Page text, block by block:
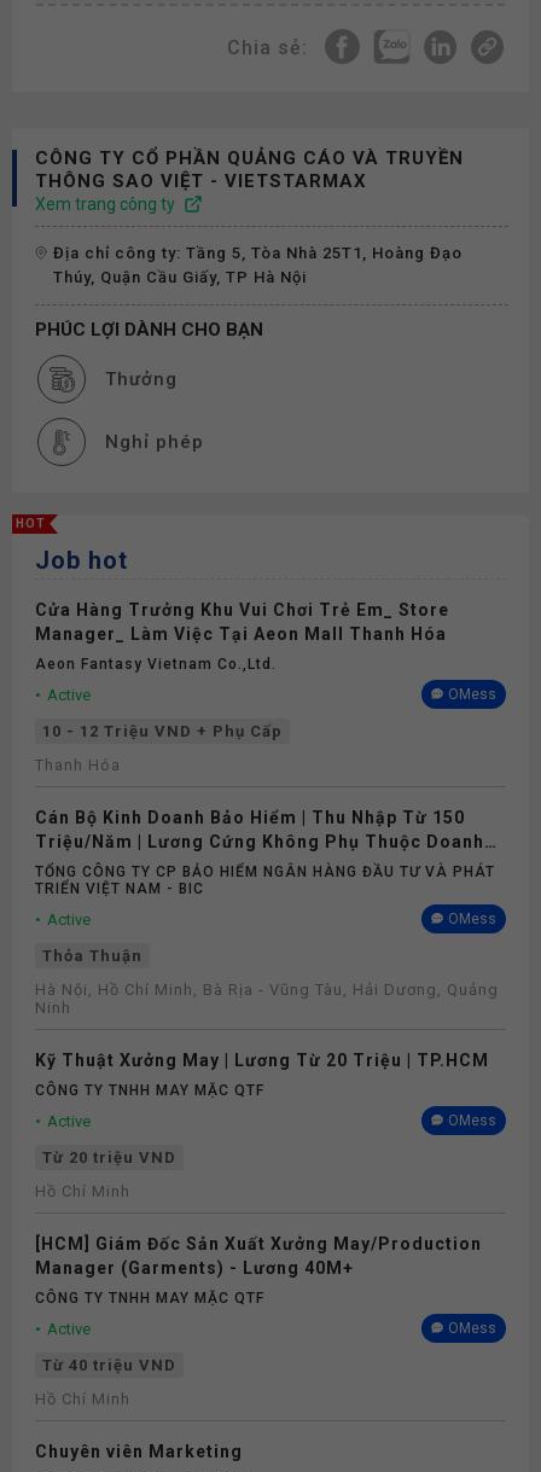
Chia sẻ:
CÔNG TY CỔ PHẦN QUẢNG CÁO VÀ TRUYỀN
THÔNG SAO VIỆT - VIETSTARMAX
Xem trang công ty
Địa chỉ công ty: Tầng 5, Tòa Nhà 25T1, Hoàng Đạo
Thúy, Quận Cầu Giấy, TP Hà Nội
PHÚC LỢI DÀNH CHO BẠN
Thưởng
Nghỉ phép
HOT
Job hot
Cửa Hàng Trưởng Khu Vui Chơi Trẻ Em_ Store
Manager_ Làm Việc Tại Aeon Mall Thanh Hóa
Aeon Fantasy Vietnam Co.,ltd.
Active OMess
10 - 12 Triệu VND + Phụ Cấp
Thanh Hóa
Cán Bộ Kinh Doanh Bảo Hiểm | Thu Nhập Từ 150
Triệu/Năm | Lương Cứng Không Phụ Thuộc Doanh
Số
TỔNG CÔNG TY CP BẢO HIỂM NGÂN HÀNG ĐẦU TƯ VÀ PHÁT
TRIỂN VIỆT NAM - BIC
Active OMess
Thỏa Thuận
Hà Nội, Hồ Chí Minh, Bà Rịa - Vũng Tàu, Hải Dương, Quảng
Ninh
Kỹ Thuật Xưởng May | Lương Từ 20 Triệu | TP.HCM
CÔNG TY TNHH MAY MẶC QTF
Active OMess
Từ 20 triệu VND
Hồ Chí Minh
[HCM] Giám Đốc Sản Xuất Xưởng May/Production
Manager (Garments) - Lương 40M+
CÔNG TY TNHH MAY MẶC QTF
Active OMess
Từ 40 triệu VND
Hồ Chí Minh
Chuyên viên Marketing